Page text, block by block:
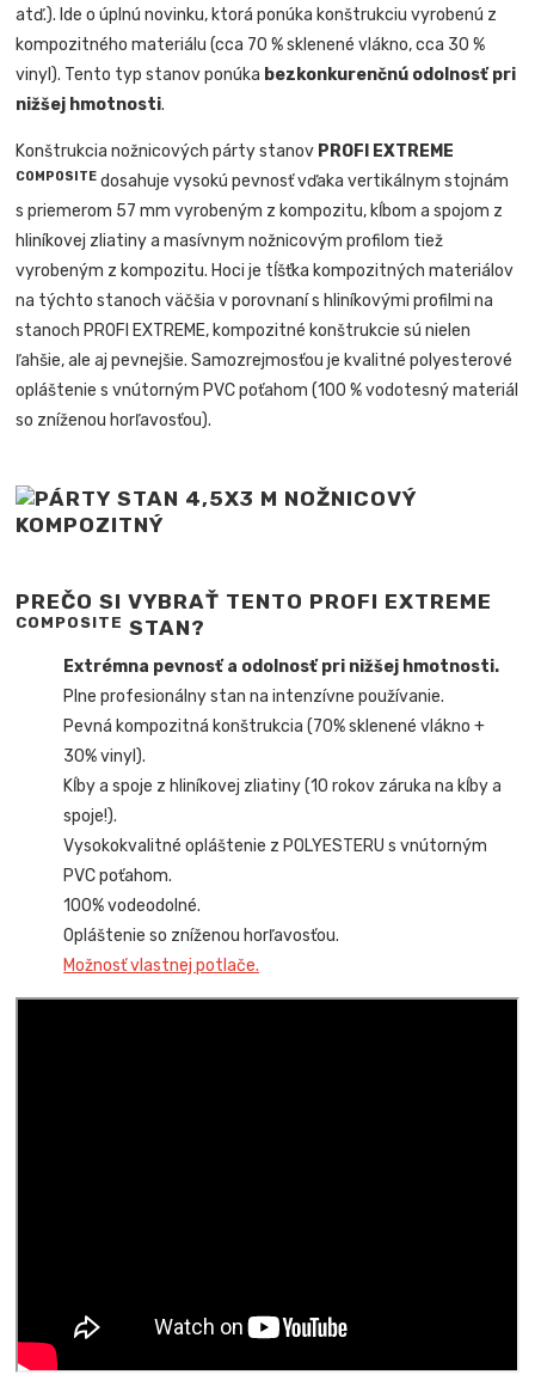
atď.). Ide o úplnú novinku, ktorá ponúka konštrukciu vyrobenú z
kompozitného materiálu (cca 70 % sklenené vlákno, cca 30 %
vinyl). Tento typ stanov ponúka bezkonkurenčnú odolnosť pri
nižšej hmotnosti.
Konštrukcia nožnicových párty stanov PROFI EXTREME
COMPOSITE dosahuje vysokú pevnosť vďaka vertikálnym stojnám
s priemerom 57 mm vyrobeným z kompozitu, kĺbom a spojom z
hliníkovej zliatiny a masívnym nožnicovým profilom tiež
vyrobeným z kompozitu. Hoci je tĺšťka kompozitných materiálov
na týchto stanoch väčšia v porovnaní s hliníkovými profilmi na
stanoch PROFI EXTREME, kompozitné konštrukcie sú nielen
ľahšie, ale aj pevnejšie. Samozrejmosťou je kvalitné polyesterové
opláštenie s vnútorným PVC poťahom (100 % vodotesný materiál
so zníženou horľavosťou).
PREČO SI VYBRAŤ TENTO PROFI EXTREME
COMPOSITE STAN?
Extrémna pevnosť a odolnosť pri nižšej hmotnosti.
Plne profesionálny stan na intenzívne používanie.
Pevná kompozitná konštrukcia (70% sklenené vlákno +
30% vinyl).
Kĺby a spoje z hliníkovej zliatiny (10 rokov záruka na kĺby a
spoje!).
Vysokokvalitné opláštenie z POLYESTERU s vnútorným
PVC poťahom.
100% vodeodolné.
Opláštenie so zníženou horľavosťou.
Možnosť vlastnej potlače.